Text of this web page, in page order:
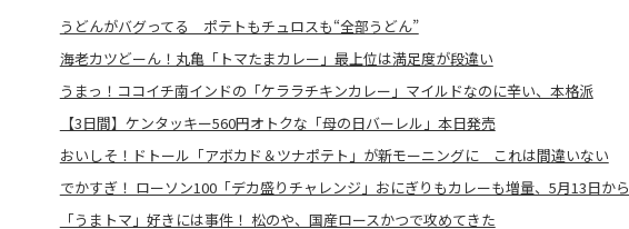
うどんがバグってる ポテトもチュロスも“全部うどん”
海老カツどーん！丸亀「トマたまカレー」最上位は満足度が段違い
うまっ！ココイチ南インドの「ケララチキンカレー」マイルドなのに辛い、本格派
【3日間】ケンタッキー560円オトクな「母の日バーレル」本日発売
おいしそ！ドトール「アボカド＆ツナポテト」が新モーニングに これは間違いない
でかすぎ！ ローソン100「デカ盛りチャレンジ」おにぎりもカレーも増量、5月13日から
「うまトマ」好きには事件！ 松のや、国産ロースかつで攻めてきた